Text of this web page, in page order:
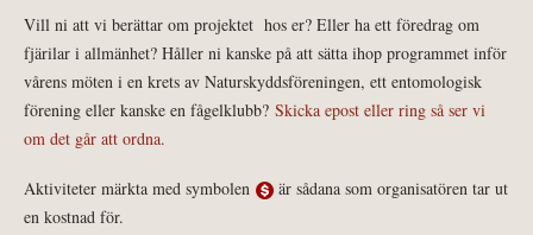
Vill ni att vi berättar om projektet hos er? Eller ha ett föredrag om
fjärilar i allmänhet? Håller ni kanske på att sätta ihop programmet inför
vårens möten i en krets av Naturskyddsföreningen, ett entomologisk
förening eller kanske en fågelklubb? Skicka epost eller ring så ser vi
om det går att ordna.
Aktiviteter märkta med symbolen
är sådana som organisatören tar ut
en kostnad för.